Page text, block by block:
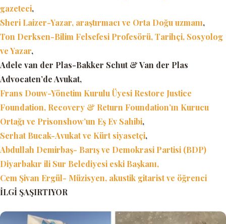
gazeteci,
Sheri Laizer-Yazar, araştırmacı ve Orta Doğu uzmanı,
Ton Derksen-Bilim Felsefesi Profesörü, Tarihçi, Sosyolog
ve Yazar,
Adele van der Plas-Bakker Schut & Van der Plas
Advocaten’de Avukat,
Frans Douw-Yönetim Kurulu Üyesi Restore Justice
Foundation, Recovery & Return Foundation’ın Kurucu
Ortağı ve Prisonshow’un Eş Ev Sahibi,
Serhat Bucak-Avukat ve Kürt siyasetçi,
Abdullah Demirbaş- Barış ve Demokrasi Partisi (BDP)
Diyarbakır ili Sur Belediyesi eski Başkanı,
Cem Şivan Ergül- Müzisyen, akustik gitarist ve öğrenci
İLGİ ŞAŞIRTIYOR